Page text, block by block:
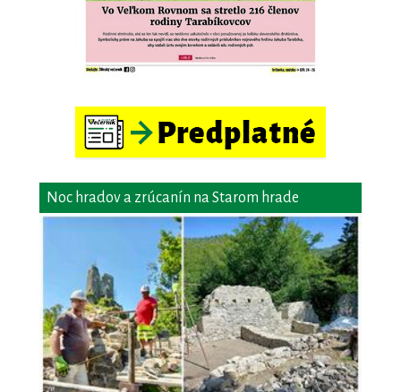
Noc hradov a zrúcanín na Starom hrade